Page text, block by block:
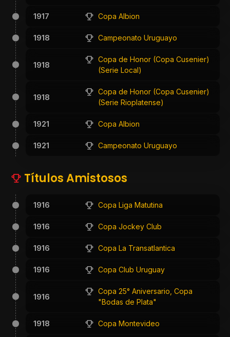
1917 Copa Albion
1918 Campeonato Uruguayo
1918
Copa de Honor (Copa Cusenier)
(Serie Local)
1918
Copa de Honor (Copa Cusenier)
(Serie Rioplatense)
1921 Copa Albion
1921 Campeonato Uruguayo
Títulos Amistosos
1916 Copa Liga Matutina
1916 Copa Jockey Club
1916 Copa La Transatlantica
1916 Copa Club Uruguay
1916
Copa 25° Aniversario, Copa
"Bodas de Plata"
1918 Copa Montevideo